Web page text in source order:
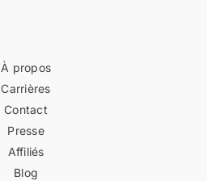
À propos
Carrières
Contact
Presse
Affiliés
Blog